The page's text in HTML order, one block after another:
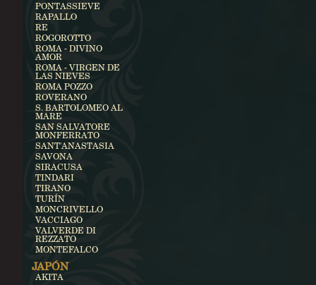
PONTASSIEVE
RAPALLO
RE
ROGOROTTO
ROMA - DIVINO
AMOR
ROMA - VIRGEN DE
LAS NIEVES
ROMA POZZO
ROVERANO
S. BARTOLOMEO AL
MARE
SAN SALVATORE
MONFERRATO
SANT'ANASTASIA
SAVONA
SIRACUSA
TINDARI
TIRANO
TURÍN
MONCRIVELLO
VACCIAGO
VALVERDE DI
REZZATO
MONTEFALCO
JAPÓN
AKITA